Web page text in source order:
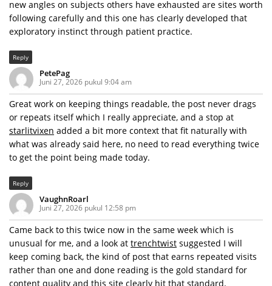
new angles on subjects others have exhausted are sites worth
following carefully and this one has clearly developed that
exploratory instinct through patient practice.
Reply
PetePag
Juni 27, 2026 pukul 9:04 am
Great work on keeping things readable, the post never drags
or repeats itself which I really appreciate, and a stop at
starlitvixen added a bit more context that fit naturally with
what was already said here, no need to read everything twice
to get the point being made today.
Reply
VaughnRoarl
Juni 27, 2026 pukul 12:58 pm
Came back to this twice now in the same week which is
unusual for me, and a look at trenchtwist suggested I will
keep coming back, the kind of post that earns repeated visits
rather than one and done reading is the gold standard for
content quality and this site clearly hit that standard.